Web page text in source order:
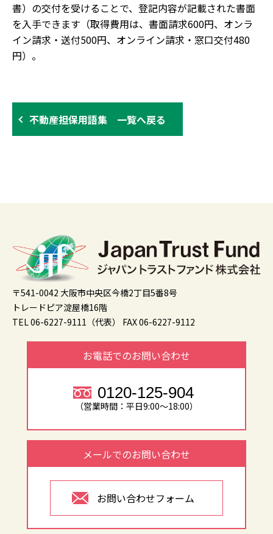
書）の交付を受けることで、登記内容が記載された書面
を入手できます（取得費用は、書面請求600円、オンラ
イン請求・送付500円、オンライン請求・窓口交付480
円）。
不動産担保用語集 一覧へ戻る
〒541-0042 大阪市中央区今橋2丁目5番8号
トレードピア淀屋橋16階
TEL 06-6227-9111（代表）
FAX 06-6227-9112
お電話でのお問い合わせ
0120-125-904
（営業時間：平日9:00～18:00）
メールでのお問い合わせ
お問い合わせフォーム